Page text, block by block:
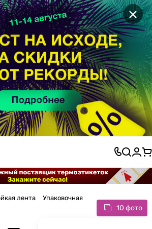
×
лента Упаковочная
10 фото